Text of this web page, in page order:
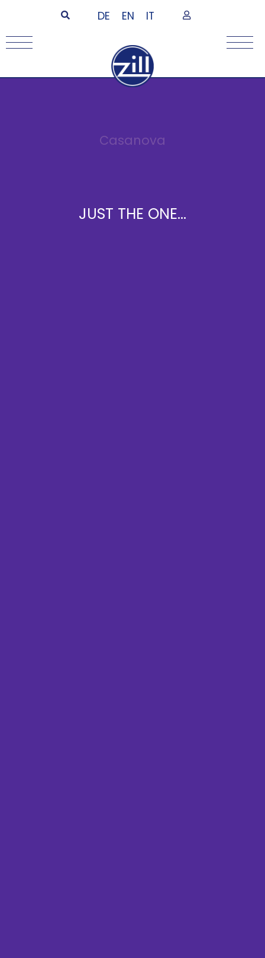
DE EN IT
Casanova
JUST THE ONE...